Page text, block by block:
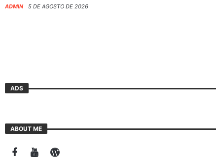
ADMIN 5 DE AGOSTO DE 2026
ADS
ABOUT ME